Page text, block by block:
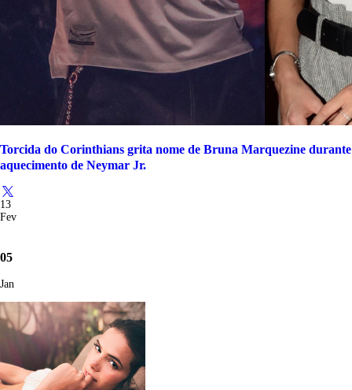
Torcida do Corinthians grita nome de Bruna Marquezine durante
aquecimento de Neymar Jr.
13
Fev
05
Jan